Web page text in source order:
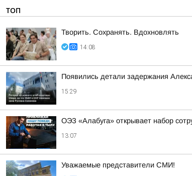
ТОП
Творить. Сохранять. Вдохновлять
14:08
Появились детали задержания
15:29
ОЭЗ «Алабуга» открывает набор
13:07
Уважаемые представители СМИ!